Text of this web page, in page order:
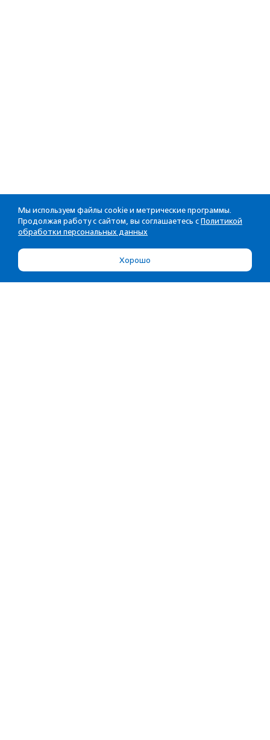
Мы используем файлы cookie и метрические программы.
Продолжая работу с сайтом, вы соглашаетесь с Политикой
обработки персональных данных
Хорошо